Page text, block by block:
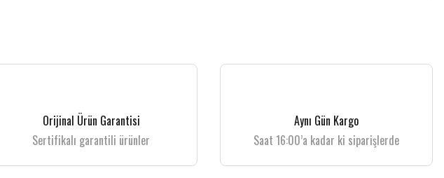
Orijinal Ürün Garantisi
Sertifikalı garantili ürünler
Aynı Gün Kargo
Saat 16:00’a kadar ki siparişlerde